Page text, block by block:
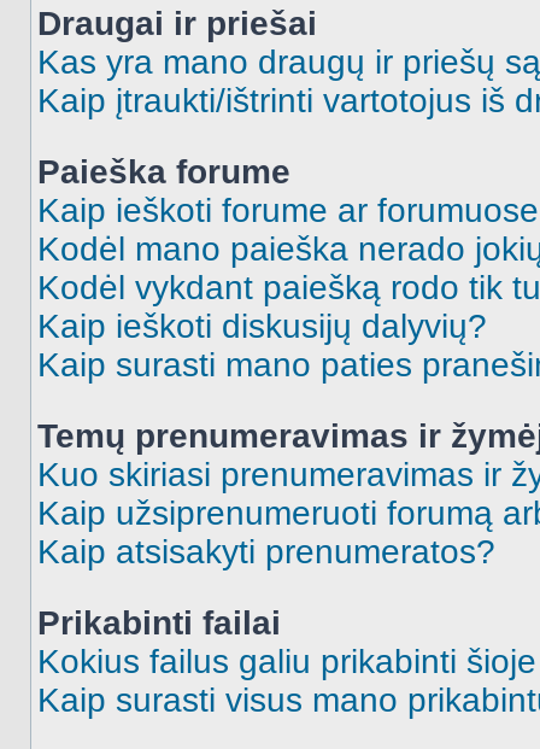
Draugai ir priešai
Kas yra mano draugų ir priešų
Kaip įtraukti/ištrinti vartotojus iš
Paieška forume
Kaip ieškoti forume ar
Kodėl mano paieška nerado
Kodėl vykdant paiešką rodo tik
Kaip ieškoti diskusijų dalyvių?
Kaip surasti mano paties
Temų prenumeravimas ir
Kuo skiriasi prenumeravimas ir
Kaip užsiprenumeruoti forumą
Kaip atsisakyti prenumeratos?
Prikabinti failai
Kokius failus galiu prikabinti
Kaip surasti visus mano